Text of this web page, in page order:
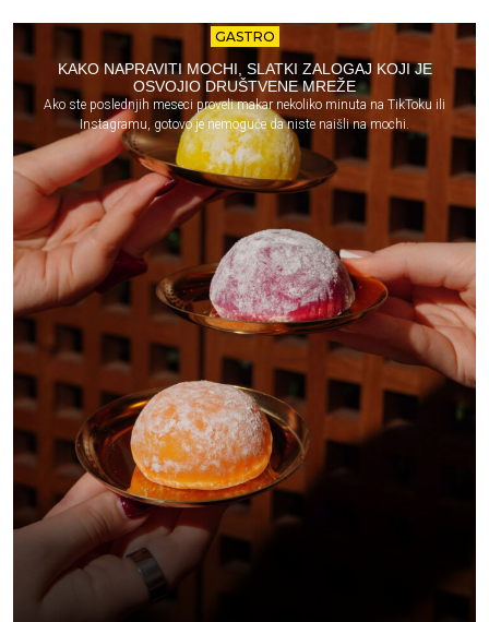
GASTRO
KAKO NAPRAVITI MOCHI, SLATKI ZALOGAJ KOJI JE
OSVOJIO DRUŠTVENE MREŽE
Ako ste poslednjih meseci proveli makar nekoliko minuta na TikToku ili
Instagramu, gotovo je nemoguće da niste naišli na mochi.